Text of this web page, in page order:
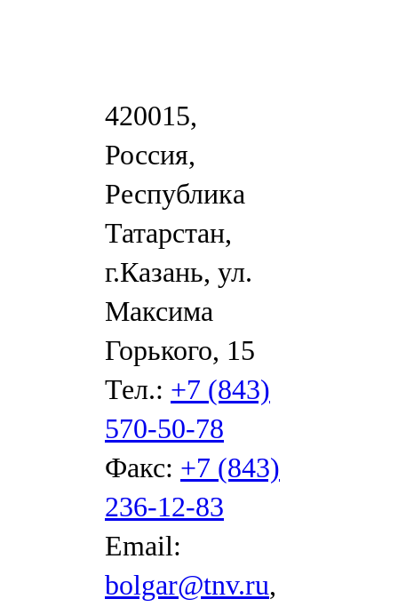
420015,
Россия,
Республика
Татарстан,
г.Казань, ул.
Максима
Горького, 15
Тел.: +7 (843)
570-50-78
Факс: +7 (843)
236-12-83
Email:
bolgar@tnv.ru,